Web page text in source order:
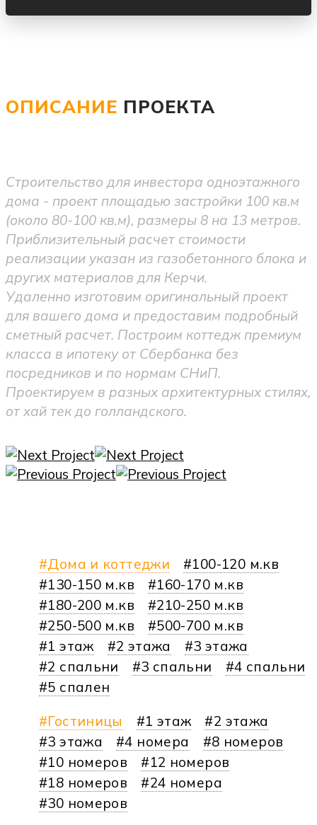
ОПИСАНИЕ ПРОЕКТА
Строительство для инвестора одноэтажного
дома - проект площадью застройки 100 кв.м
(около 80-100 кв.м), размеры 8 на 13 метров.
Приблизительный расчет стоимости
реализации указан из газобетонного блока и
других материалов для Керчи.
Удаленно изготовим оригинальный проект
для вашего дома и предоставим подробный
сметный расчет. Построим коттедж премиум
класса в ипотеку от Сбербанка без
посредников и по нормам СНиП.
Проектируем в разных архитектурных стилях,
от хай тек до голландского.
Дома и коттеджи
100-120 м.кв
130-150 м.кв
160-170 м.кв
180-200 м.кв
210-250 м.кв
250-500 м.кв
500-700 м.кв
1 этаж
2 этажа
3 этажа
2 спальни
3 спальни
4 спальни
5 спален
Гостиницы
1 этаж
2 этажа
3 этажа
4 номера
8 номеров
10 номеров
12 номеров
18 номеров
24 номера
30 номеров